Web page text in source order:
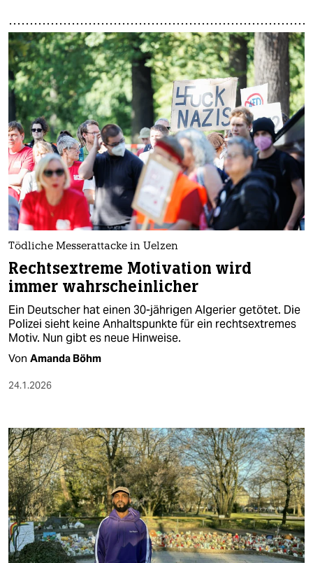
Tödliche Messerattacke in Uelzen
Rechtsextreme Motivation wird
immer wahrscheinlicher
Ein Deutscher hat einen 30-jährigen Algerier getötet. Die
Polizei sieht keine Anhaltspunkte für ein rechtsextremes
Motiv. Nun gibt es neue Hinweise.
Von Amanda Böhm
24.1.2026